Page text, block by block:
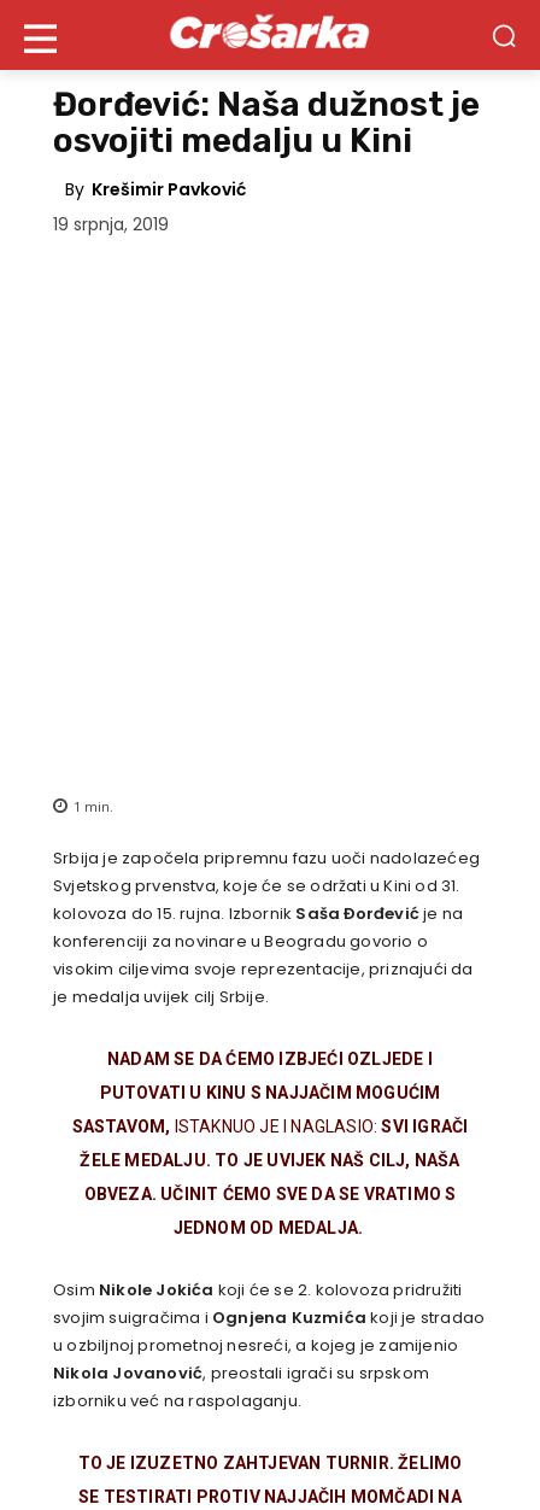
Đorđević: Naša dužnost je
osvojiti medalju u Kini
By Krešimir Pavković
19 srpnja, 2019
1 min.
Srbija je započela pripremnu fazu uoči nadolazećeg
Svjetskog prvenstva, koje će se održati u Kini od 31.
kolovoza do 15. rujna. Izbornik Saša Đorđevićje na
konferenciji za novinare u Beogradu govorio o
visokim ciljevima svoje reprezentacije, priznajući da
je medalja uvijek cilj Srbije.
NADAM SE DA ĆEMO IZBJEĆI OZLJEDE I
PUTOVATI U KINU S NAJJAČIM MOGUĆIM
SASTAVOM, ISTAKNUO JE I NAGLASIO:SVI IGRAČI
ŽELE MEDALJU. TO JE UVIJEK NAŠ CILJ, NAŠA
OBVEZA. UČINIT ĆEMO SVE DA SE VRATIMO S
JEDNOM OD MEDALJA.
Osim Nikole Jokića koji će se 2. kolovoza pridružiti
svojim suigračima i Ognjena Kuzmića koji je stradao
u ozbiljnoj prometnoj nesreći, a kojeg je zamijenio
Nikola Jovanović, preostali igrači su srpskom
izborniku već na raspolaganju.
TO JE IZUZETNO ZAHTJEVAN TURNIR. ŽELIMO
SE TESTIRATI PROTIV NAJJAČIH MOMČADI NA